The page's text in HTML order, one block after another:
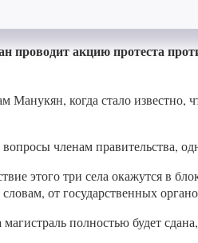
проводит акцию протеста
когда стало известно,
членам правительства,
этого три села окажутся в
от государственных
полностью будет